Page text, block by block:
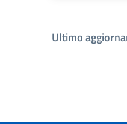
Ultimo